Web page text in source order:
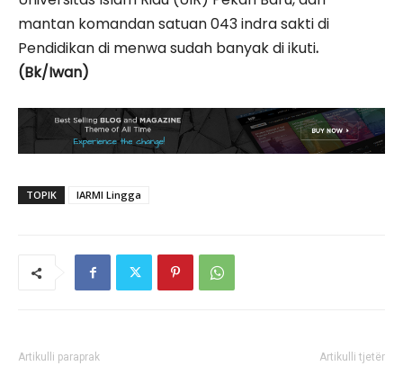
mantan komandan satuan 043 indra sakti di
Pendidikan di menwa sudah banyak di ikuti.
(Bk/Iwan)
TOPIK IARMI Lingga
Artikulli paraprak Artikulli tjetër